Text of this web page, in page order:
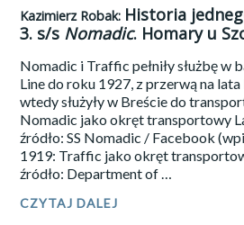
S/S
NOMADIC.
PO
RAZ
PIĄTY
(4/4)
ADMIN
Kazimierz Robak: Historia
3. s/s Nomadic. Homary u
Nomadic i Traffic pełniły służbę w
Line do roku 1927, z przerwą na
wtedy służyły w Breście do
Nomadic jako okręt transportowy
źródło: SS Nomadic / Facebook
1919: Traffic jako okręt
źródło: Department of …
CZYTAJ DALEJ